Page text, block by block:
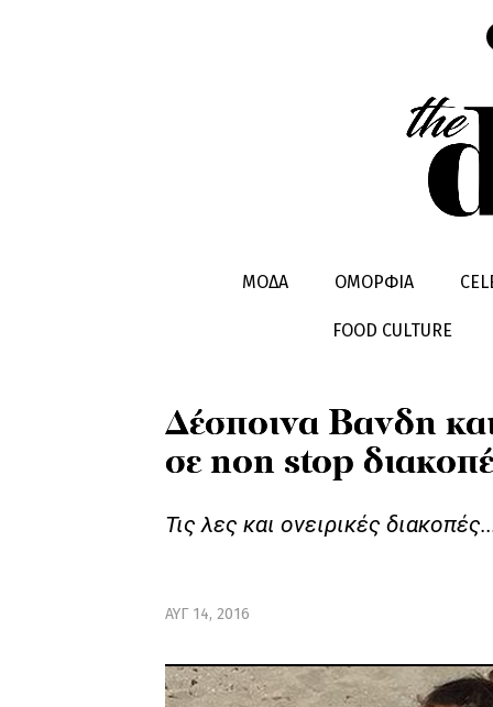
ΜΟΔΑ ΟΜΟΡΦΙΑ
FOOD CULTURE
CELEBRITIES HOT STORIES
Δέσποινα Βανδη
σε non stop
Τις λες και ονειρικές
ΑΥΓ 14, 2016